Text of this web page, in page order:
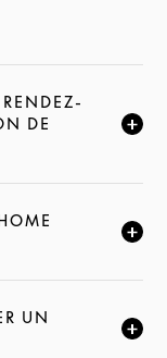
DE
ET
ET
UN
ET